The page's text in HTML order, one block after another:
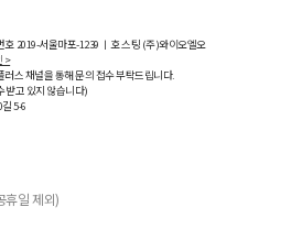
2019-서울마포-1239 ㅣ 호스팅 (주)와이오엘오
>
스 채널을 통해 문의 접수 부탁드립니다.
받고 있지 않습니다)
길5-6
휴일 제외)